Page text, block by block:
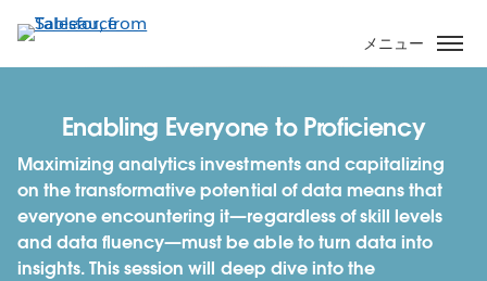
イ
ン
ツ
に
移
メニュー
Enabling Everyone to Proficiency
Maximizing analytics investments and capitalizing
on the transformative potential of data means that
everyone encountering it—regardless of skill levels
and data fluency—must be able to turn data into
insights. This session will deep dive into the